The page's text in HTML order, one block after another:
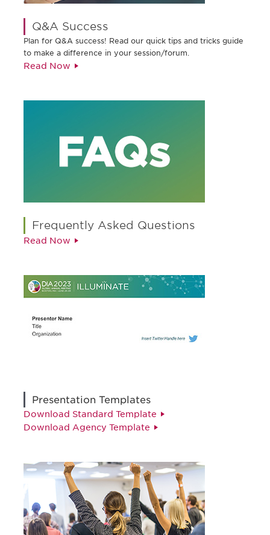
Q&A Success
Plan for Q&A success! Read our quick tips and tricks guide
to make a difference in your session/forum.
Read Now
Frequently Asked Questions
Read Now
Presentation Templates
Download Standard Template
Download Agency Template